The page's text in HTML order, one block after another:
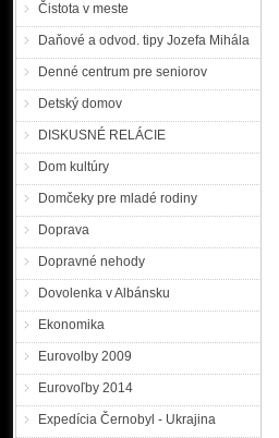
Čistota v meste
Daňové a odvod. tipy Jozefa Mihála
Denné centrum pre seniorov
Detský domov
DISKUSNÉ RELÁCIE
Dom kultúry
Domčeky pre mladé rodiny
Doprava
Dopravné nehody
Dovolenka v Albánsku
Ekonomika
Eurovolby 2009
Eurovoľby 2014
Expedícia Černobyl - Ukrajina